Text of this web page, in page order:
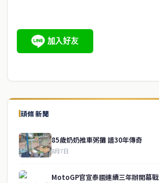
頭條新聞
85歲奶奶推車粥攤 譜30年傳奇
8月7日
MotoGP官宣泰國連續三年辦開幕戰